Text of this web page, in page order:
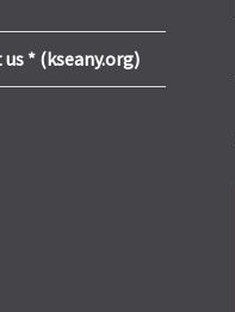
* (kseany.org)